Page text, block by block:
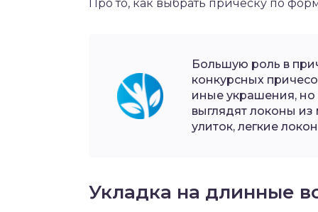
Про то, как выбрать прическу по
Большую роль в
конкурсных
иные украшения,
выглядят локоны из
улиток, легкие
Укладка на длинные